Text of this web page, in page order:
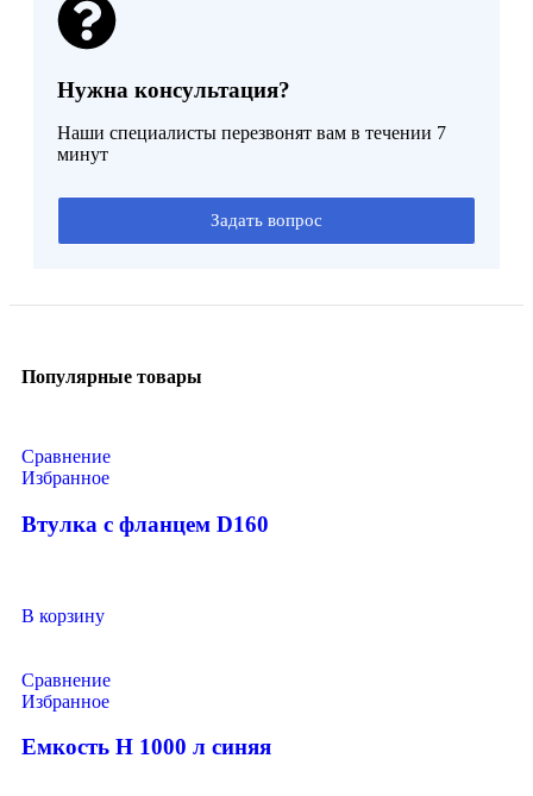
Нужна консультация?
Наши специалисты перезвонят вам в течении 7
минут
Задать вопрос
Популярные товары
Сравнение
Избранное
Втулка с фланцем D160
В корзину
Сравнение
Избранное
Емкость H 1000 л синяя